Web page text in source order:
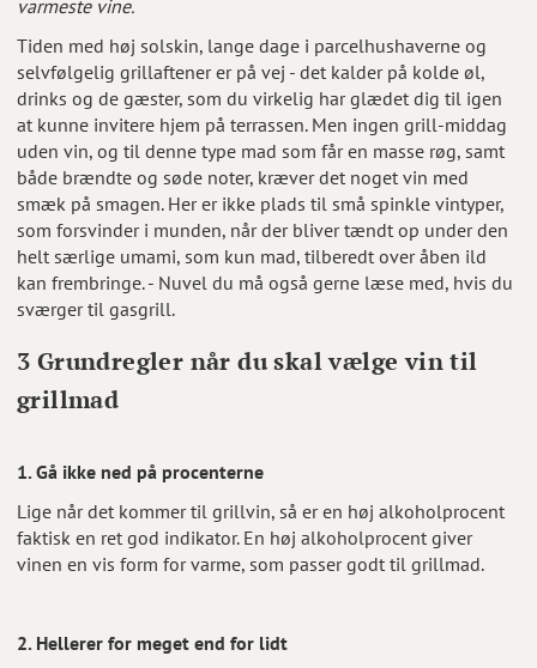
varmeste vine.
Tiden med høj solskin, lange dage i parcelhushaverne og
selvfølgelig grillaftener er på vej - det kalder på kolde øl,
drinks og de gæster, som du virkelig har glædet dig til igen
at kunne invitere hjem på terrassen. Men ingen grill-middag
uden vin, og til denne type mad som får en masse røg, samt
både brændte og søde noter, kræver det noget vin med
smæk på smagen. Her er ikke plads til små spinkle vintyper,
som forsvinder i munden, når der bliver tændt op under den
helt særlige umami, som kun mad, tilberedt over åben ild
kan frembringe. - Nuvel du må også gerne læse med, hvis du
sværger til gasgrill.
3 Grundregler når du skal vælge vin til
grillmad
1. Gå ikke ned på procenterne
Lige når det kommer til grillvin, så er en høj alkoholprocent
faktisk en ret god indikator. En høj alkoholprocent giver
vinen en vis form for varme, som passer godt til grillmad.
2. Hellerer for meget end for lidt